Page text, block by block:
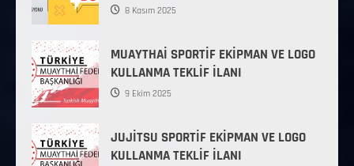
8 Kasım 2025
MUAYTHAİ SPORTİF EKİPMAN VE LOGO
KULLANMA TEKLİF İLANI
9 Ekim 2025
JUJİTSU SPORTİF EKİPMAN VE LOGO
KULLANMA TEKLİF İLANI